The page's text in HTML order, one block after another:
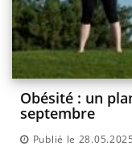
Obésité : un
septembre
Publié le 28.05.2025